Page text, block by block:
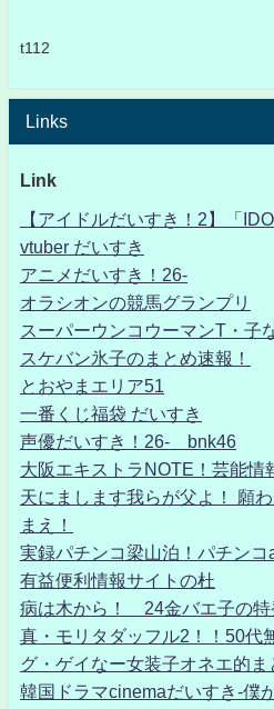
t112
Links
Link
【アイドルだいすき！2】「
vtuber だいすき
アニメだいすき！26-
オラシオンの競馬グランプリ
スーパーウンコウーマンT・子
スケバン氷子のまとめ速報！
とおやまエリア51
一番くじ福袋 だいすき
声優だいすき！26- bnk46
大阪エキストラNOTE！芸能情
天にまします我らが父よ！ 願
まえ！
実録パチンコ梁山泊！パチンコ
有益便利情報サイトの杜
病は木から！ 24金バエ子の特
真・モリタダッフル2！！50代
グ・ゲイなー女装子オネエ的ま
韓国ドラマcinemaだいすき-僕